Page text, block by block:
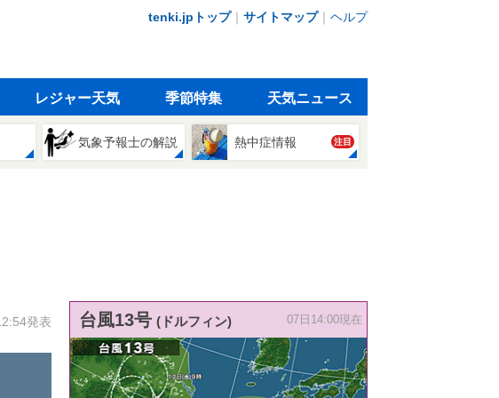
tenki.jpトップ｜ サイトマップ｜ ヘルプ
レジャー天気 季節特集 天気ニュース
気象予報士の解説 熱中症情報 注目
発表 台風13号 (ドルフィン) 07日14:00現在